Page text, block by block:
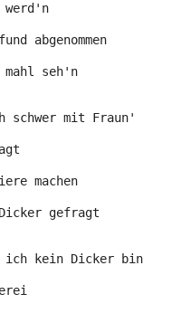
abgenommen
mahl seh'n
schwer mit Fraun'
machen
gefragt
ich kein Dicker bin